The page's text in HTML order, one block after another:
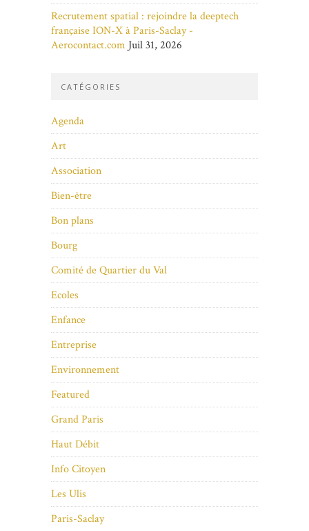
Recrutement spatial : rejoindre la deeptech
française ION-X à Paris-Saclay -
Aerocontact.com Juil 31, 2026
CATÉGORIES
Agenda
Art
Association
Bien-être
Bon plans
Bourg
Comité de Quartier du Val
Ecoles
Enfance
Entreprise
Environnement
Featured
Grand Paris
Haut Débit
Info Citoyen
Les Ulis
Paris-Saclay